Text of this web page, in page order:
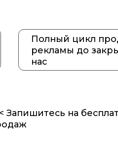
на бесплатное